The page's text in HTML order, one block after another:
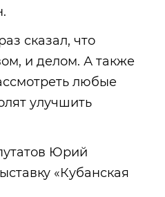
сказал, что
и делом. А также
любые
улучшить
Юрий
«Кубанская